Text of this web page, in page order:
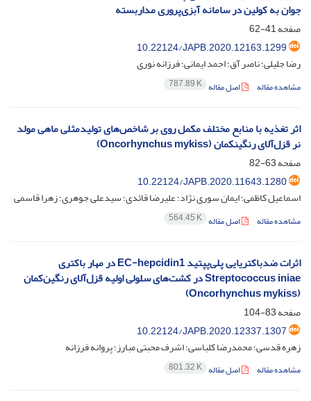
جوان به کولین در سامانه آبزی‌پروری مداربسته
صفحه41-62
10.22124/JAPB.2020.12163.1299
رضا جلیلی؛ ناصر آق؛ احمد ایمانی؛ فرزانه نوری
مشاهده مقاله اصل مقاله 787.89 K
اثر تغذیه با منابع مختلف مکمل روی بر شاخص‌های تولیدمثلی ماهی مولد
نر قزل‌آلای رنگینکمان (Oncorhynchus mykiss)
صفحه63-82
10.22124/JAPB.2020.11643.1280
اسماعیل کاظمی؛ ایمان سوری نژاد؛ علیرضا قائدی؛ سیدعلی جوهری؛ زهرا قاسمی
مشاهده مقاله اصل مقاله 564.45 K
اثرات ضدباکتریایی پلی‌پپتید EC-hepcidin1 در مهار باکتری
Streptococcus iniae در کشت‌های سلولی اولیه قزل‌آلای رنگین‌کمان
(Oncorhynchus mykiss)
صفحه83-104
10.22124/JAPB.2020.12337.1307
زهره قدسی؛ محمدرضا کلباسی؛ اشرف محبتی مبارز؛ پروانه فرزانه
مشاهده مقاله اصل مقاله 801.32 K